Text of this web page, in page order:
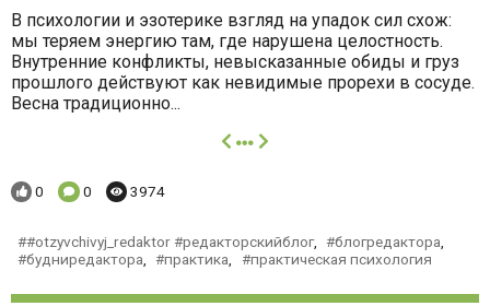
В психологии и эзотерике взгляд на упадок сил схож:
мы теряем энергию там, где нарушена целостность.
Внутренние конфликты, невысказанные обиды и груз
прошлого действуют как невидимые прорехи в сосуде.
Весна традиционно...
далее
Понравилось:
0 Комментариев:
0 Просмотров:
3974
#otzyvchivyj_redaktor #редакторскийблог, блогредактора
будниредактора
практика практическая психология